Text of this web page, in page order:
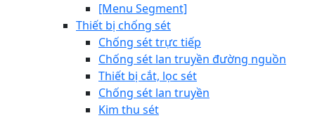
[Menu Segment]
Thiết bị chống sét
Chống sét trực tiếp
Chống sét lan truyền đường nguồn
Thiết bị cắt, lọc sét
Chống sét lan truyền
Kim thu sét